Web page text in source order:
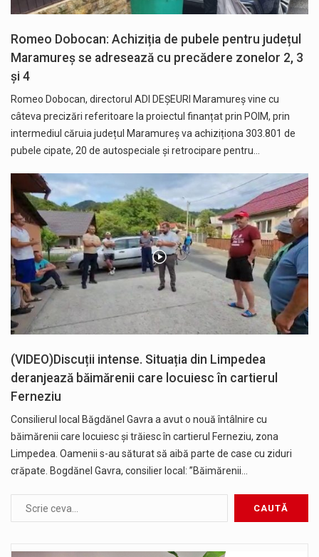
Romeo Dobocan: Achiziția de pubele pentru județul
Maramureș se adresează cu precădere zonelor 2, 3
și 4
Romeo Dobocan, directorul ADI DEȘEURI Maramureș vine cu
câteva precizări referitoare la proiectul finanțat prin POIM, prin
intermediul căruia județul Maramureș va achiziționa 303.801 de
pubele cipate, 20 de autospeciale și retrocipare pentru…
(VIDEO)Discuții intense. Situația din Limpedea
deranjează băimărenii care locuiesc în cartierul
Ferneziu
Consilierul local Băgdănel Gavra a avut o nouă întâlnire cu
băimărenii care locuiesc și trăiesc în cartierul Ferneziu, zona
Limpedea. Oamenii s-au săturat să aibă parte de case cu ziduri
crăpate. Bogdănel Gavra, consilier local: ”Băimărenii…